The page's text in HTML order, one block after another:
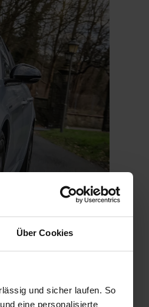
Über Cookies
und sicher laufen. So
eine personalisierte